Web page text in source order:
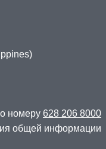
номеру 628 206 8000
общей информации